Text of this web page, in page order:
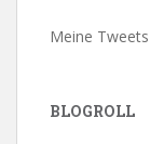
Meine Tweets
BLOGROLL